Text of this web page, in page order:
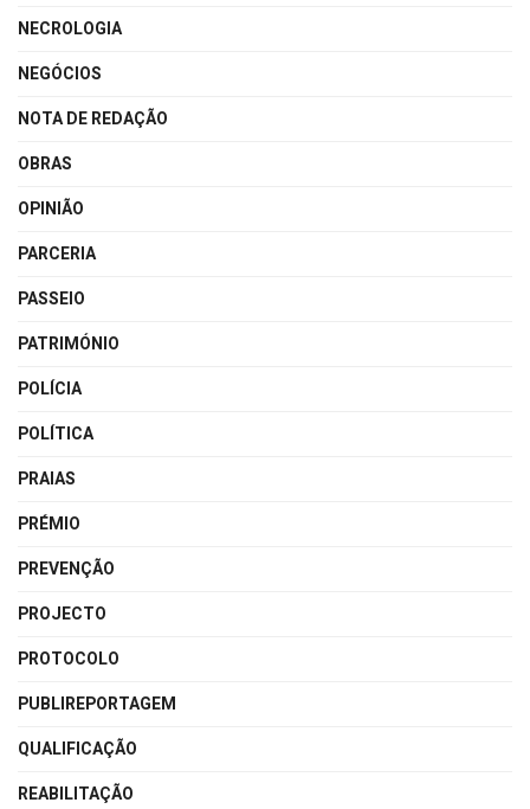
NECROLOGIA
NEGÓCIOS
NOTA DE REDAÇÃO
OBRAS
OPINIÃO
PARCERIA
PASSEIO
PATRIMÓNIO
POLÍCIA
POLÍTICA
PRAIAS
PRÉMIO
PREVENÇÃO
PROJECTO
PROTOCOLO
PUBLIREPORTAGEM
QUALIFICAÇÃO
REABILITAÇÃO